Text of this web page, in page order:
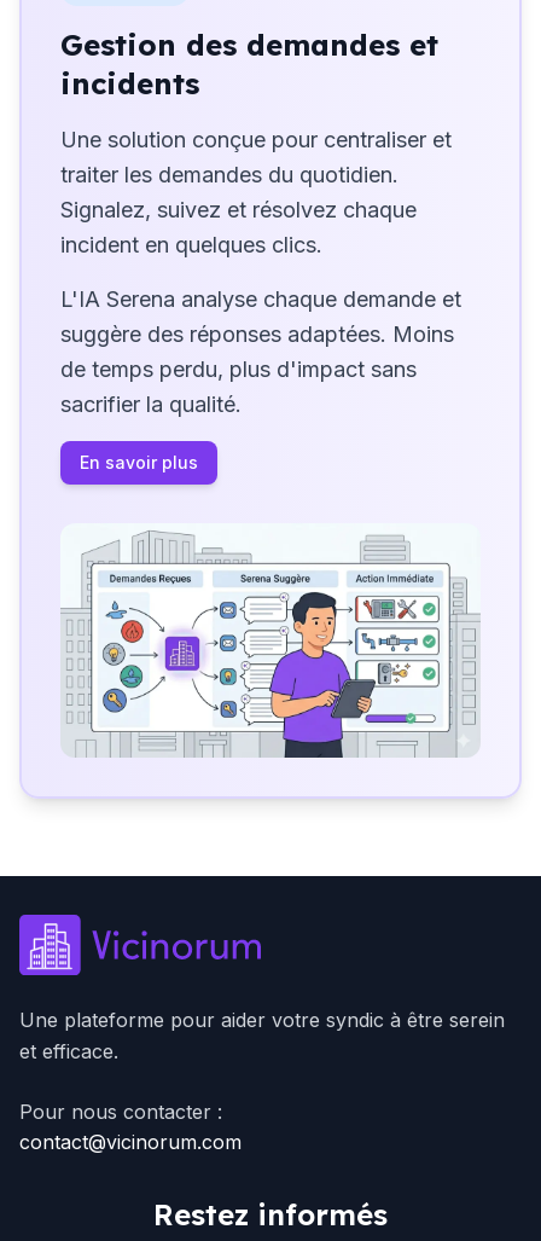
Gestion des demandes et
incidents
Une solution conçue pour centraliser et
traiter les demandes du quotidien.
Signalez, suivez et résolvez chaque
incident en quelques clics.
L'IA Serena analyse chaque demande et
suggère des réponses adaptées. Moins
de temps perdu, plus d'impact sans
sacrifier la qualité.
En savoir plus
Une plateforme pour aider votre syndic à être serein
et efficace.
Pour nous contacter :
contact@vicinorum.com
Restez informés